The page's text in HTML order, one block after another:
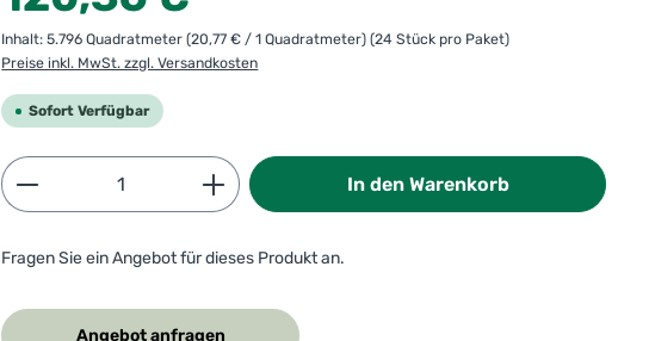
Inhalt:5.796 Quadratmeter(20,77 € / 1 Quadratmeter)(24 Stück pro Paket)
Preise inkl. MwSt. zzgl. Versandkosten
Sofort Verfügbar
Produkt Anzahl: Gib den gewünschten Wert ein
In den Warenkorb
Fragen Sie ein Angebot für dieses Produkt an.
Angebot anfragen